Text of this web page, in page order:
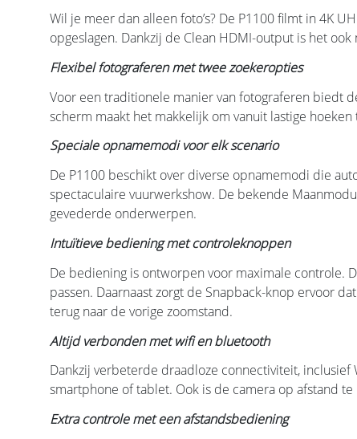
Wil je meer dan alleen foto’s? De P1100 filmt in 4K
opgeslagen. Dankzij de Clean HDMI-output is het
Flexibel fotograferen met twee zoekeropties
Voor een traditionele manier van fotograferen biedt
scherm maakt het makkelijk om vanuit lastige
Speciale opnamemodi voor elk scenario
De P1100 beschikt over diverse opnamemodi die
spectaculaire vuurwerkshow. De bekende
gevederde onderwerpen.
Intuïtieve bediening met controleknoppen
De bediening is ontworpen voor maximale controle.
passen. Daarnaast zorgt de Snapback-knop ervoor
terug naar de vorige zoomstand.
Altijd verbonden met wifi en bluetooth
Dankzij verbeterde draadloze connectiviteit, inclusief
smartphone of tablet. Ook is de camera op afstand
Extra controle met een afstandsbediening